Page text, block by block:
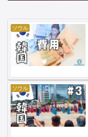
ソウル
ソウル